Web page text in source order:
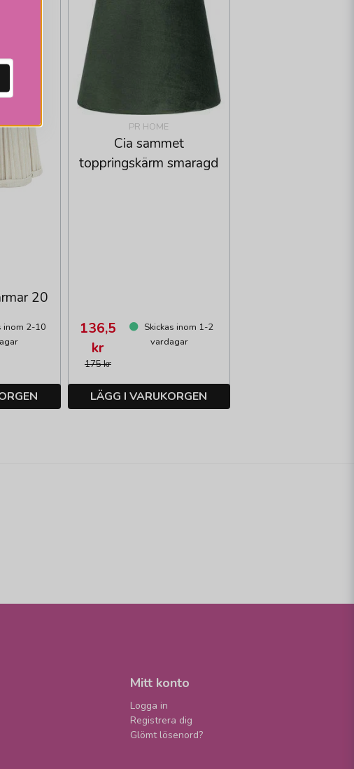
20
inom 2-10
PR HOME
Cia sammet
toppringskärm smaragd
175 kr
136,5
kr
Skickas inom 1-2
vardagar
LÄGG I VARUKORGEN
Mitt konto
Logga in
Registrera dig
Glömt lösenord?